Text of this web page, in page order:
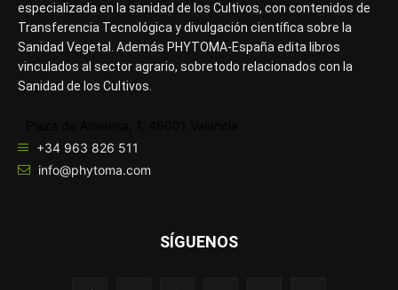
especializada en la sanidad de los Cultivos, con contenidos de
Transferencia Tecnológica y divulgación científica sobre la
Sanidad Vegetal. Además PHYTOMA-España edita libros
vinculados al sector agrario, sobretodo relacionados con la
Sanidad de los Cultivos.
+34 963 826 511
info@phytoma.com
SÍGUENOS